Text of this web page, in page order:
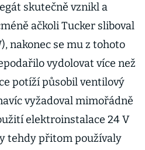
skutečně vznikl a
ačkoli Tucker sliboval
nakonec se mu z tohoto
vydolovat více než
potíží působil ventilový
vyžadoval mimořádně
elektroinstalace 24 V
tehdy přitom používaly